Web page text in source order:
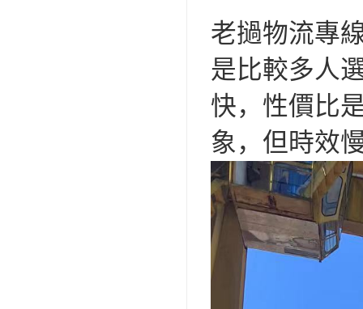
老撾物流專
是比較多人
快，性價比
象，但時效